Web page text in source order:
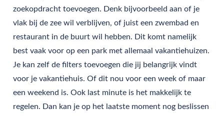
zoekopdracht toevoegen. Denk bijvoorbeeld aan of je
vlak bij de zee wil verblijven, of juist een zwembad en
restaurant in de buurt wil hebben. Dit komt namelijk
best vaak voor op een park met allemaal vakantiehuizen.
Je kan zelf de filters toevoegen die jij belangrijk vindt
voor je vakantiehuis. Of dit nou voor een week of maar
een weekend is. Ook last minute is het makkelijk te
regelen. Dan kan je op het laatste moment nog beslissen